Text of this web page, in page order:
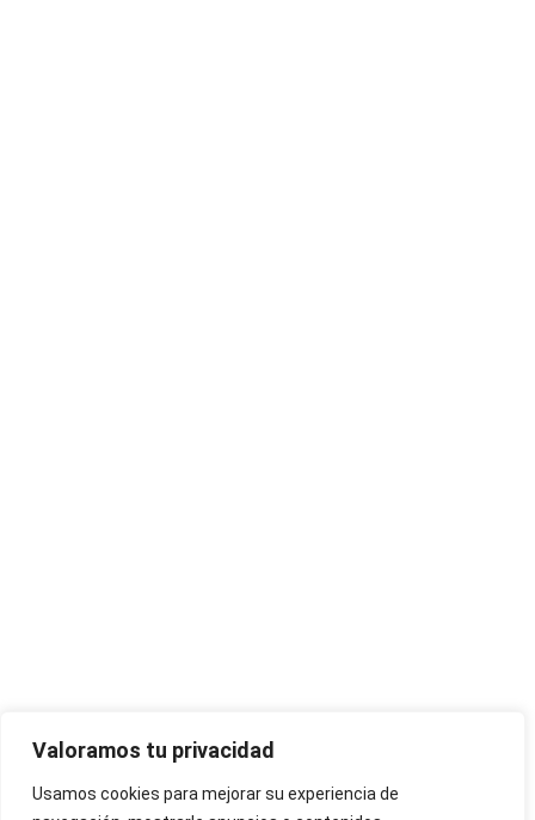
Valoramos tu privacidad
Usamos cookies para mejorar su experiencia de